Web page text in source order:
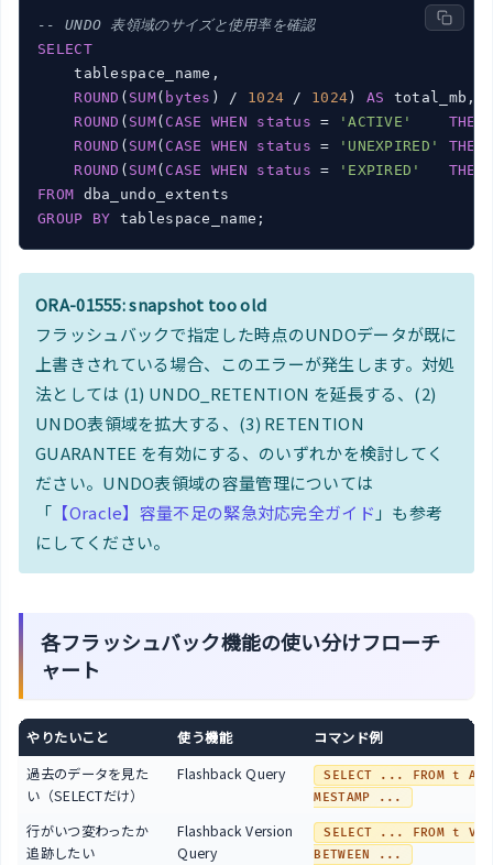
-- UNDO 表領域のサイズと使用率を確認
SELECT
    tablespace_name,
ROUND ( SUM( bytes ) / 1024 / 1024 ) AS total_mb,
ROUND ( SUM( CASE WHEN status = 'ACTIVE'
THEN
ROUND ( SUM( CASE WHEN status = 'UNEXPIRED'
THEN
ROUND ( SUM( CASE WHEN status = 'EXPIRED'
THEN
FROM
GROUP
BY
ORA-01555: snapshot too old
フラッシュバックで指定した時点のUNDOデータが既に
上書きされている場合、このエラーが発生します。対処
法としては (1) UNDO_RETENTION を延長する、(2)
UNDO表領域を拡大する、(3) RETENTION
GUARANTEE を有効にする、のいずれかを検討してく
ださい。UNDO表領域の容量管理については
「 【Oracle】容量不足の緊急対応完全ガイド 」も参考
にしてください。
各フラッシュバック機能の使い分けフローチ
ャート
やりたいこと 使う機能
コマンド例
過去のデータを見た
い（SELECTだけ）
Flashback Query
SELECT ... FROM t AS
MESTAMP ...
行がいつ変わったか
追跡したい
Flashback Version
Query
SELECT ... FROM t
BETWEEN ...